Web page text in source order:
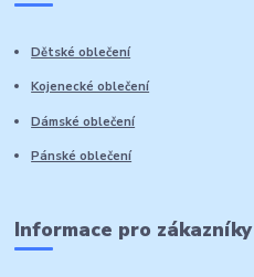
Dětské oblečení
Kojenecké oblečení
Dámské oblečení
Pánské oblečení
Informace pro zákazníky